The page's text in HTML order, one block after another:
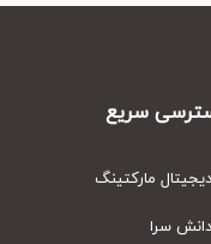
سریع
مارکتینگ
سرا